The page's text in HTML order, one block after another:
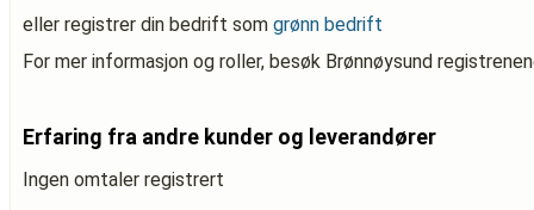
eller registrer din bedrift som grønn bedrift
For mer informasjon og roller, besøk Brønnøysund
Erfaring fra andre kunder og leverandører
Ingen omtaler registrert